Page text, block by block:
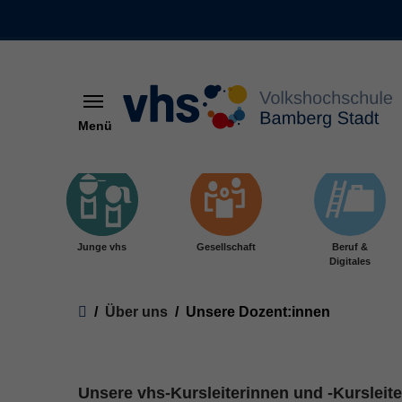
Menü
Junge vhs Gesellschaft
Beruf &
Digitales
You are here:
Über uns Unsere Dozent:innen
Unsere vhs-Kursleiterinnen und -